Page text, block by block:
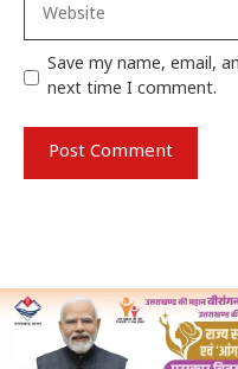
Save my name, email,
next time I comment.